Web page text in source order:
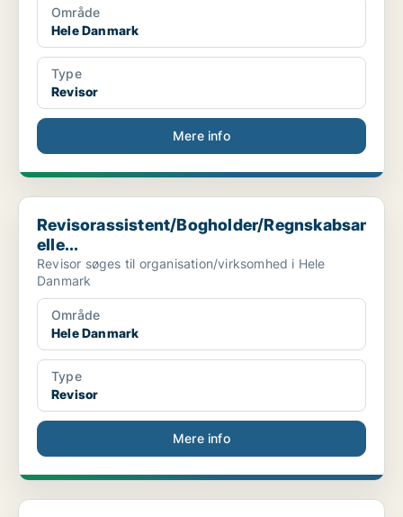
Område
Hele Danmark
Type
Revisor
Mere info
Revisorassistent/Bogholder/Regnskabsansvarlig elle...
Revisorassistent/Bogholder/
elle...
Revisor søges til organisation/virksomhed i Hele
Danmark
Område
Hele Danmark
Type
Revisor
Mere info
Revisor/Cand Merc Aud – Afsluttet